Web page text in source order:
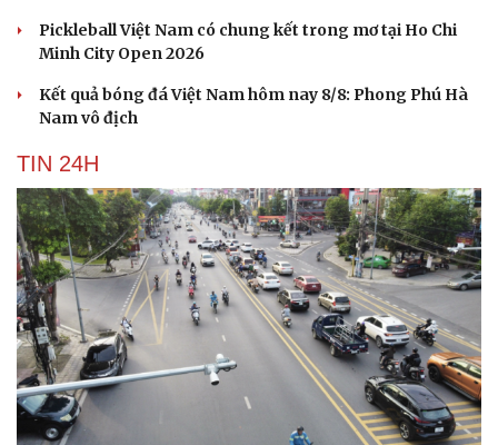
Cải chính
Pickleball Việt Nam có chung kết trong mơ tại Ho Chi
Minh City Open 2026
Kết quả bóng đá Việt Nam hôm nay 8/8: Phong Phú Hà
Nam vô địch
TIN 24H